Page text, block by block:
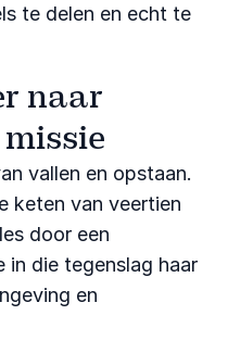
te delen en echt te
naar
vallen en opstaan.
keten van veertien
door een
in die tegenslag haar
en